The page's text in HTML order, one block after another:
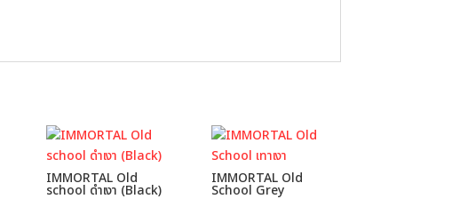
IMMORTAL Old
school ดำเงา (Black)
IMMORTAL Old
School Grey